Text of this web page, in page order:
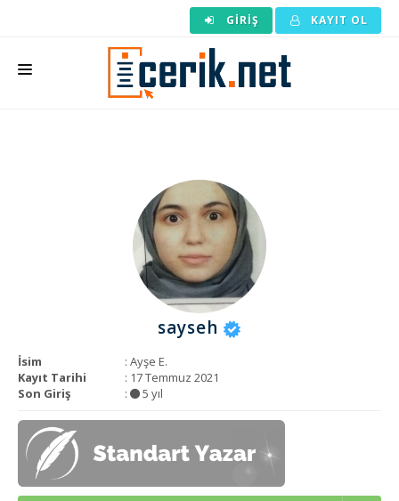
GIRIŞ KAYIT OL
KURUMSAL
sayseh
İsim
: Ayşe E.
Kayıt Tarihi
: 17 Temmuz 2021
Son Giriş
: 5 yıl